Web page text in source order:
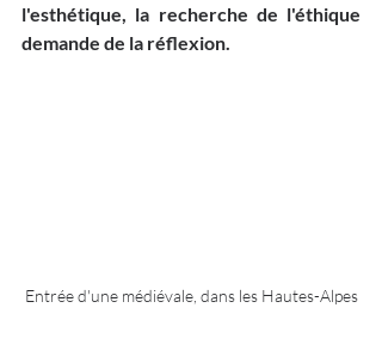
l'esthétique, la recherche de l'éthique
demande de la réflexion.
Entrée d'une médiévale, dans les Hautes-Alpes